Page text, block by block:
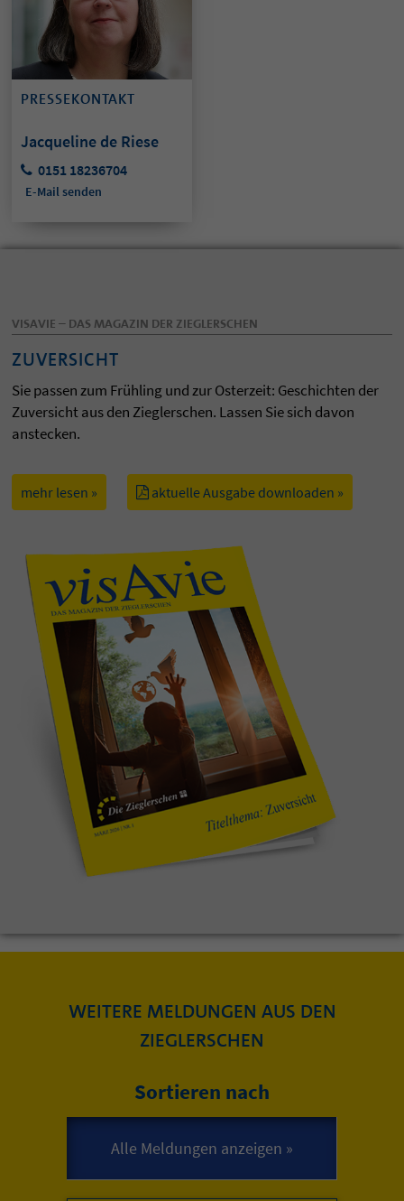
PRESSEKONTAKT
Jacqueline de Riese
0151 18236704
E-Mail senden
VISAVIE – DAS MAGAZIN DER ZIEGLERSCHEN
ZUVERSICHT
Sie passen zum Frühling und zur Osterzeit: Geschichten der
Zuversicht aus den Zieglerschen. Lassen Sie sich davon
anstecken.
mehr lesen » aktuelle Ausgabe downloaden »
WEITERE MELDUNGEN AUS DEN
ZIEGLERSCHEN
Sortieren nach